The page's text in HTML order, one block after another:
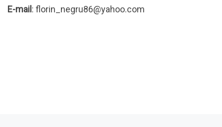
E-mail : florin_negru86@yahoo.com